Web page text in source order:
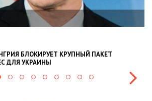
БЛОКИРУЕТ КРУПНЫЙ ПАКЕТ
ДЛЯ УКРАИНЫ